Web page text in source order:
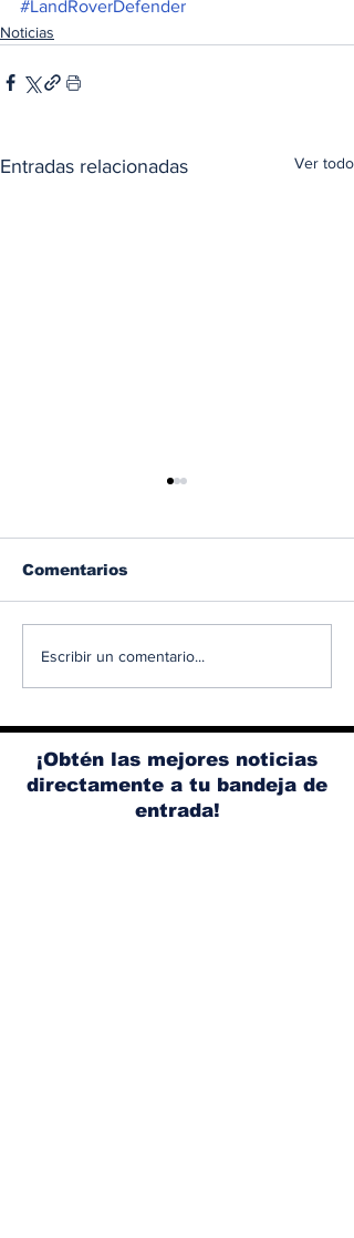
#LandRoverDefender
Noticias
Entradas relacionadas Ver todo
Albaisa deja la
Weaver tomará su
lugar
Comentarios
Escribir un comentario...
¡Obtén las mejores noticias
directamente a tu bandeja de
entrada!